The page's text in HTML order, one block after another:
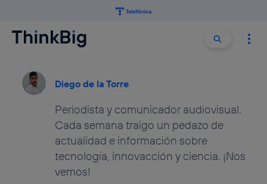
Buscar
Diego de la Torre
Periodista y comunicador audiovisual.
Cada semana traigo un pedazo de
actualidad e información sobre
tecnología, innovacción y ciencia. ¡Nos
vemos!